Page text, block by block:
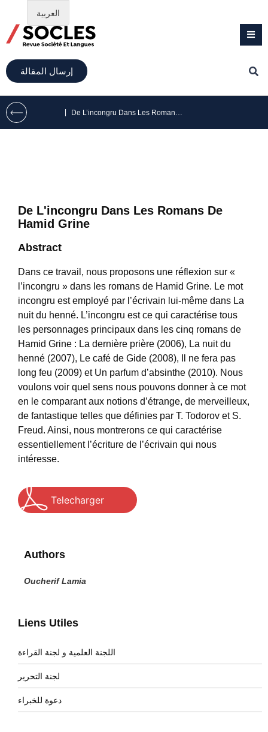
إرسال المقالة
Liens Utiles
اللجنة العلمية و لجنة القراءة
لجنة التحرير
دعوة للخبراء
De L'incongru Dans Les Romans De
Hamid Grine
Abstract
Dans ce travail, nous proposons une réflexion sur «
l’incongru » dans les romans de Hamid Grine. Le mot
incongru est employé par l’écrivain lui-même dans La
nuit du henné. L’incongru est ce qui caractérise tous
les personnages principaux dans les cinq romans de
Hamid Grine : La dernière prière (2006), La nuit du
henné (2007), Le café de Gide (2008), Il ne fera pas
long feu (2009) et Un parfum d’absinthe (2010). Nous
voulons voir quel sens nous pouvons donner à ce mot
en le comparant aux notions d’étrange, de merveilleux,
de fantastique telles que définies par T. Todorov et S.
Freud. Ainsi, nous montrerons ce qui caractérise
essentiellement l’écriture de l’écrivain qui nous
intéresse.
Telecharger
Authors
Oucherif Lamia
العربية